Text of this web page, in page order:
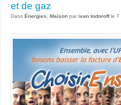
et de gaz
Dans Énergies Maison par ivan todoroffle 7